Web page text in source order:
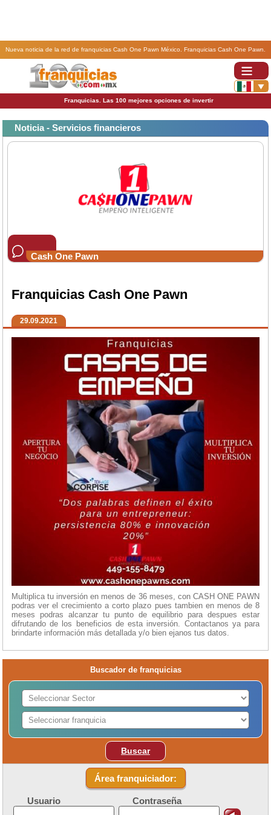
Nueva noticia de la red de franquicias Cash One Pawn México. Franquicias Cash One Pawn.
Franquicias. Las 100 mejores opciones de invertir
Noticia - Servicios financieros
Cash One Pawn
Franquicias Cash One Pawn
29.09.2021
Multiplica tu inversión en menos de 36 meses, con CASH ONE PAWN
podras ver el crecimiento a corto plazo pues tambien en menos de 8
meses podras alcanzar tu punto de equilibrio para despues estar
difrutando de los beneficios de esta inversión. Contactanos ya para
brindarte información más detallada y/o bien ejanos tus datos.
Buscador de franquicias
Buscar
Área franquiciador:
Usuario Contraseña